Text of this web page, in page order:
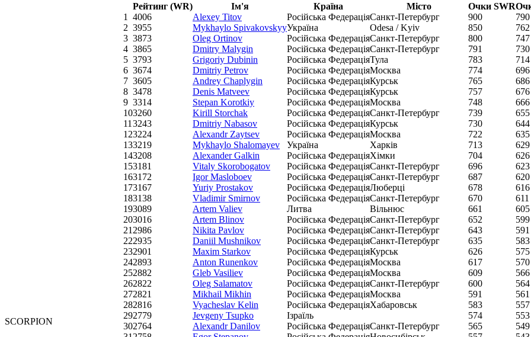
SCORPION
Рейтинг (WR) Ім'я Країна Місто Очки SWR
1
4006 Alexey Titov Російська ФедераціяСанкт-Петербург 900
790
2 3955 Mykhaylo SpivakovskyyУкраїна Odesa / Kyiv 850
762
3 3873 Oleg Ortinov Російська ФедераціяСанкт-Петербург 800
747
4 3865 Dmitry Malygin Російська ФедераціяСанкт-Петербург 791
730
5 3793 Grigoriy Dubinin Російська ФедераціяТула 783
714
6 3674 Dmitriy Petrov Російська ФедераціяМосква 774
696
7 3605 Andrey Chaplygin Російська ФедераціяКурськ 765
686
8 3478 Denis Matveev Російська ФедераціяКурськ 757
676
9 3314 Stepan Korotkiy Російська ФедераціяМосква 748
666
103260 Kirill Storchak Російська ФедераціяСанкт-Петербург 739
655
11 3243 Dmitriy Nabasov Російська ФедераціяКурськ 730
644
123224 Alexandr Zaytsev Російська ФедераціяМосква 722
635
133219 Mykhaylo Shalomayev Україна Харків 713
629
143208 Alexander Galkin Російська ФедераціяХімки 704
626
153181 Vitaly Skorobogatov Російська ФедераціяСанкт-Петербург 696
623
163172 Igor Masloboev Російська ФедераціяСанкт-Петербург 687
620
173167 Yuriy Prostakov Російська ФедераціяЛюберці 678
616
183138 Vladimir Smirnov Російська ФедераціяСанкт-Петербург 670
611
193089 Artem Valiev Литва Вільнюс 661
605
203016 Artem Blinov Російська ФедераціяСанкт-Петербург 652
599
21 2986 Nikita Pavlov Російська ФедераціяСанкт-Петербург 643
591
222935 Daniil Mushnikov Російська ФедераціяСанкт-Петербург 635
583
232901 Maxim Starkov Російська ФедераціяКурськ 626
575
242893 Anton Runenkov Російська ФедераціяМосква 617
570
252882 Gleb Vasiliev Російська ФедераціяМосква 609
566
262822 Oleg Salamatov Російська ФедераціяСанкт-Петербург 600
564
272821 Mikhail Mikhin Російська ФедераціяМосква 591
561
282816 Vyacheslav Kelin Російська ФедераціяХабаровськ 583
557
292779 Jevgeny Tsupko Ізраїль 574
553
302764 Alexandr Danilov Російська ФедераціяСанкт-Петербург 565
549